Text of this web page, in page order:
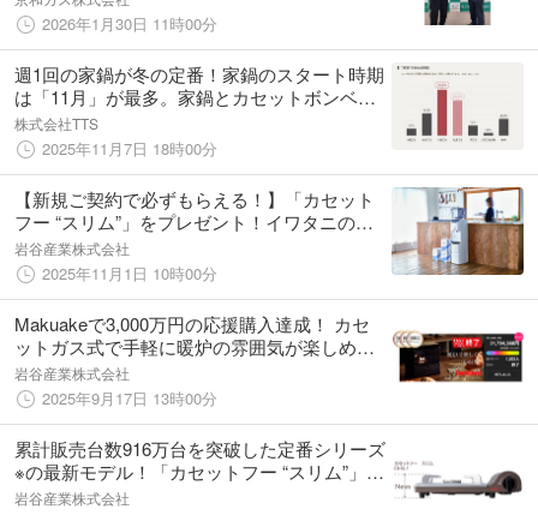
2026年1月30日 11時00分
週1回の家鍋が冬の定番！家鍋のスタート時期
は「11月」が最多。家鍋とカセットボンベに
関する調査を発表
株式会社TTS
2025年11月7日 18時00分
【新規ご契約で必ずもらえる！】「カセット
フー “スリム”」をプレゼント！イワタニの宅
配天然水「富士の湧水」の「Happy Winter キ
ャンペーン」を開始
岩谷産業株式会社
2025年11月1日 10時00分
Makuakeで3,000万円の応援購入達成！ カセ
ットガス式で手軽に暖炉の雰囲気が楽しめる
「炎を楽しむインテリア暖炉 “MYDANRO”」
好評につき9月17日より一般販売開始
岩谷産業株式会社
2025年9月17日 13時00分
累計販売台数916万台を突破した定番シリーズ
※の最新モデル！「カセットフー “スリム”」8
月4日新発売
岩谷産業株式会社